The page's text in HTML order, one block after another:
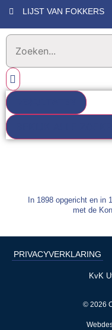
LIJST VAN FOKKERS
In 1898 opgericht en in
met de
PRIVACYVERKLARING
KvK
© 2026